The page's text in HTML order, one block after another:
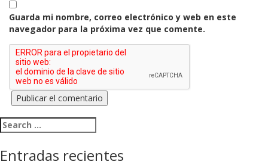
Guarda mi nombre, correo electrónico y web en este
navegador para la próxima vez que comente.
Search for:
Entradas recientes